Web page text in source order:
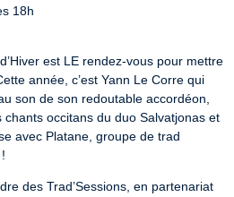
18h
est LE rendez-vous pour mettre
année, c’est Yann Le Corre qui
son de son redoutable accordéon,
occitans du duo Salvatjonas et
avec Platane, groupe de trad
des Trad’Sessions, en partenariat